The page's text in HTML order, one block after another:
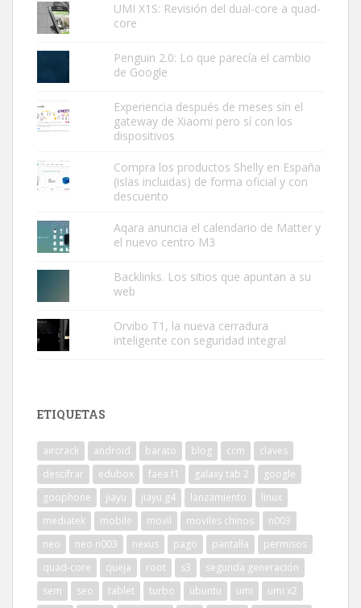
UMI X1S: Revisión del dual-core a quad-
core
Penguin 2.0: Lo que parecía el cambio
de Google
Experiencia después de meses sin el
gateway de Xiaomi pero sí con los
dispositivos
Compra los productos Shelly en España
(islas incluidas) de forma oficial y con
descuento
Aqara anuncia el calendario de Matter y
el nuevo centro M3
Backlinks. Los sitios que apuntan a su
web
Orvibo T1, la nueva cerradura
inteligente con seguridad integral
ETIQUETAS
aircrack android barato blog ccm
claves
descifrar
edubox faea f1 galaxy tab 2
google
goophone
jiayu jiayu g4 lanzamiento
linux
mediatek
mobile movil moviles chinos
n003
neo
neo n003 nexus pago pantalla
permisos
quad-core
queja root s3
segunda generación
sem
seo tablet turbo ubuntu umi
umi x2